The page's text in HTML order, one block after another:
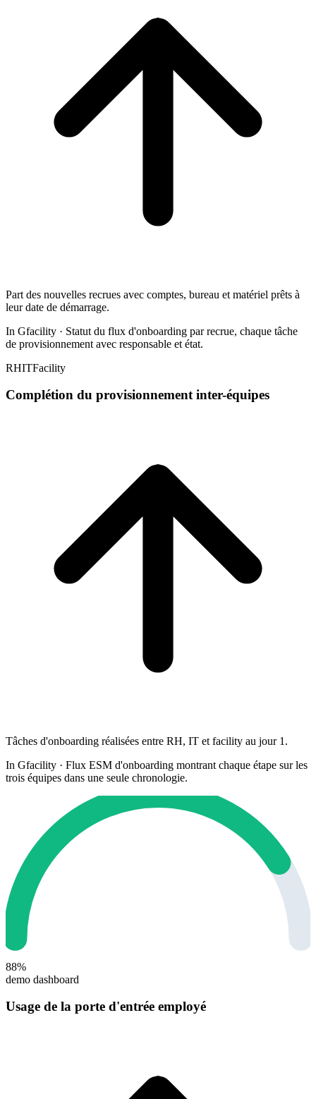
Part des nouvelles recrues avec comptes, bureau et matériel prêts à
leur date de démarrage.
In Gfacility · Statut du flux d'onboarding par recrue, chaque tâche
de provisionnement avec responsable et état.
RHITFacility
Complétion du provisionnement inter-équipes
Tâches d'onboarding réalisées entre RH, IT et facility au jour 1.
In Gfacility · Flux ESM d'onboarding montrant chaque étape sur les
trois équipes dans une seule chronologie.
88%
demo dashboard
Usage de la porte d'entrée employé